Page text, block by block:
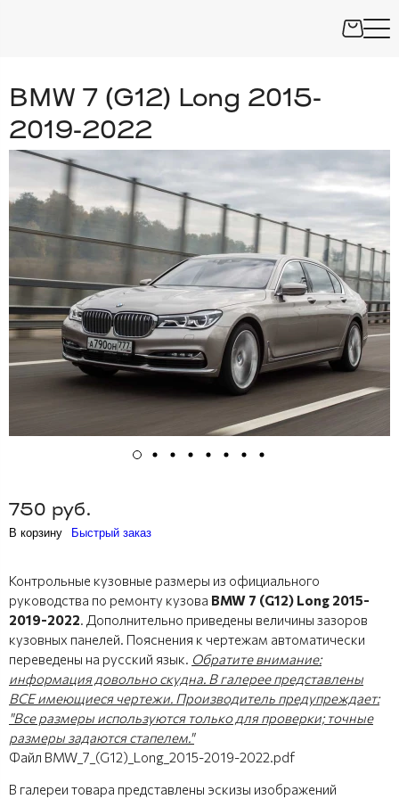
BMW 7 (G12) Long 2015-
2019-2022
750 руб.
В корзину Быстрый заказ
Контрольные кузовные размеры из официального
руководства по ремонту кузова BMW 7 (G12) Long 2015-
2019-2022. Дополнительно приведены величины зазоров
кузовных панелей. Пояснения к чертежам автоматически
переведены на русский язык. Обратите внимание:
информация довольно скудна. В галерее представлены
ВСЕ имеющиеся чертежи. Производитель предупреждает:
"Все размеры используются только для проверки; точные
размеры задаются стапелем."
Файл BMW_7_(G12)_Long_2015-2019-2022.pdf
В галереи товара представлены эскизы изображений